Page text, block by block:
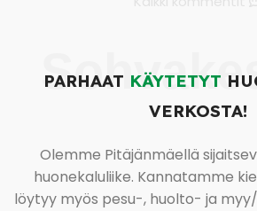
PARHAAT KÄYTETYT
VERKOSTA!
Olemme Pitäjänmäellä
huonekaluliike. Kannatamme
löytyy myös pesu-, huolto- ja